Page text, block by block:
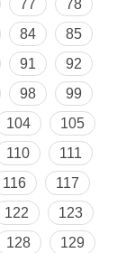
77
78
84
85
91
92
98
99
104
105
110
111
116
117
122
123
128
129